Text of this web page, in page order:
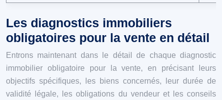
Les diagnostics immobiliers
obligatoires pour la vente en détail
Entrons maintenant dans le détail de chaque diagnostic
immobilier obligatoire pour la vente, en précisant leurs
objectifs spécifiques, les biens concernés, leur durée de
validité légale, les obligations du vendeur et les conseils